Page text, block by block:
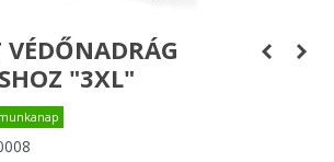
VÉDŐNADRÁG
"3XL"